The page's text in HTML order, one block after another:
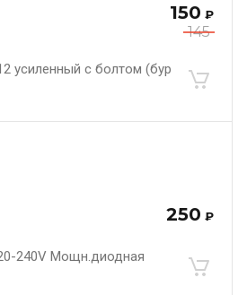
145
150 ₽
усиленный с болтом (бур
250 ₽
240V Мощн.диодная